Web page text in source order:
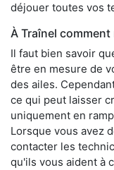
déjouer toutes vos
À Traînel
Il faut bien savoir
être en mesure de
des ailes.
ce qui peut laisser
uniquement en
Lorsque vous avez
contacter les
qu'ils vous aident à